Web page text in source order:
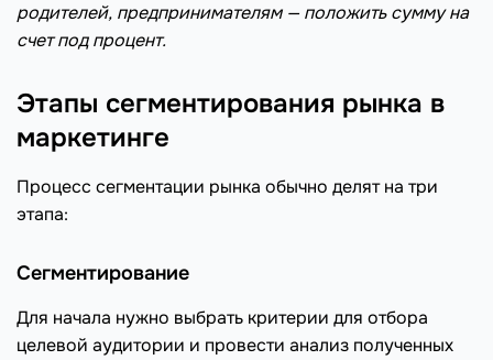
родителей, предпринимателям — положить сумму на
счет под процент.
Этапы сегментирования рынка в
маркетинге
Процесс сегментации рынка обычно делят на три
этапа:
Сегментирование
Для начала нужно выбрать критерии для отбора
целевой аудитории и провести анализ полученных